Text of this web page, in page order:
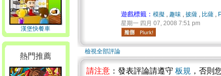
漢堡快餐車
熱門推薦
遊戲標籤：模擬 , 趣味 ,披薩 , 比薩 ,
星期一 四月 07, 2008 7:51 pm
檢視全部評論
請注意 ：發表評論請遵守 板規 ，否則